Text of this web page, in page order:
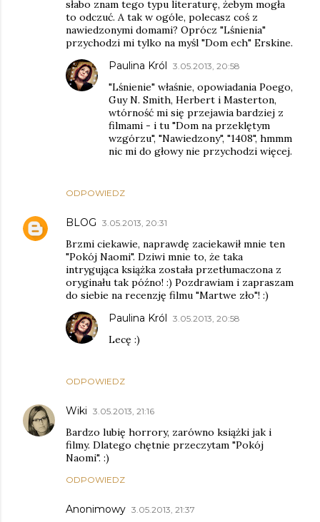
słabo znam tego typu literaturę, żebym mogła
to odczuć. A tak w ogóle, polecasz coś z
nawiedzonymi domami? Oprócz "Lśnienia"
przychodzi mi tylko na myśl "Dom ech" Erskine.
ODPOWIEDZ
Paulina Król 3.05.2013, 20:58
"Lśnienie" właśnie, opowiadania Poego,
Guy N. Smith, Herbert i Masterton,
wtórność mi się przejawia bardziej z
filmami - i tu "Dom na przeklętym
wzgórzu", "Nawiedzony", "1408", hmmm
nic mi do głowy nie przychodzi więcej.
BLOG 3.05.2013, 20:31
Brzmi ciekawie, naprawdę zaciekawił mnie ten
"Pokój Naomi". Dziwi mnie to, że taka
intrygująca książka została przetłumaczona z
oryginału tak późno! :) Pozdrawiam i zapraszam
do siebie na recenzję filmu "Martwe zło"! :)
ODPOWIEDZ
Paulina Król 3.05.2013, 20:58
Lecę :)
Wiki 3.05.2013, 21:16
Bardzo lubię horrory, zarówno książki jak i
filmy. Dlatego chętnie przeczytam "Pokój
Naomi". :)
ODPOWIEDZ
Anonimowy 3.05.2013, 21:37